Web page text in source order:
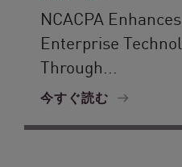
NCACPA
Enterprise
Through...
今すぐ読む